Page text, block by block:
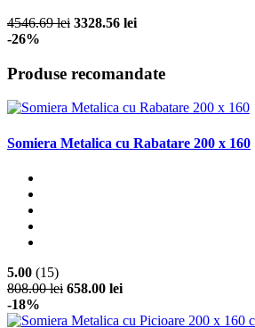
4546.69 lei 3328.56 lei
-26%
Produse recomandate
Somiera Metalica cu Rabatare 200 x 160
5.00 (15)
808.00 lei 658.00 lei
-18%